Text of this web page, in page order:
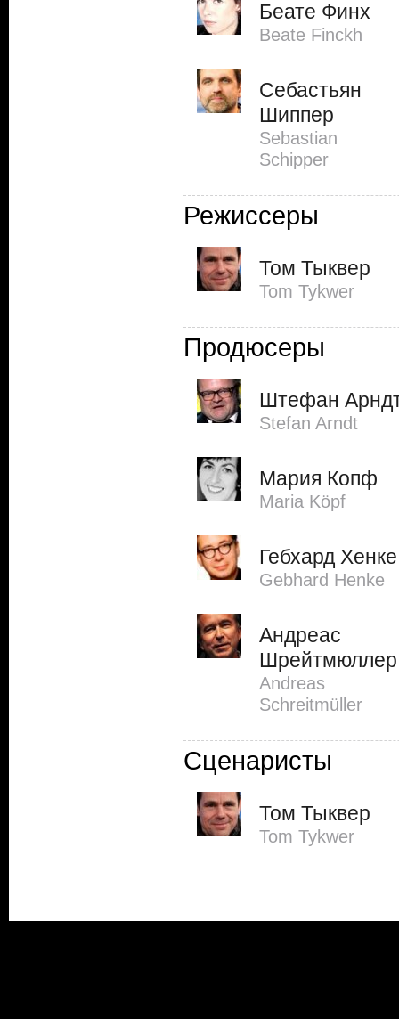
Беате Финх
Beate Finckh
Себастьян
Шиппер
Sebastian
Schipper
Режиссеры
Том Тыквер
Tom Tykwer
Продюсеры
Штефан
Stefan Arndt
Мария Копф
Maria Köpf
Гебхард Хенке
Gebhard Henke
Андреас
Шрейтмюллер
Andreas
Schreitmüller
Сценаристы
Том Тыквер
Tom Tykwer